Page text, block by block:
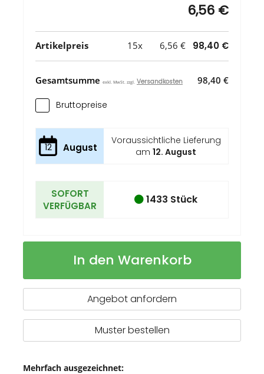
6,56 €
Artikelpreis 15x 6,56 € 98,40 €
Gesamtsumme exkl. MwSt. zzgl. Versandkosten 98,40 €
Bruttopreise
12 August
Voraussichtliche Lieferung
am12. August
SOFORT
VERFÜGBAR
1433 Stück
Pieter
schnell
aus
Auf
In den Warenkorb
Angebot anfordern
Muster bestellen
Mehrfach ausgezeichnet: